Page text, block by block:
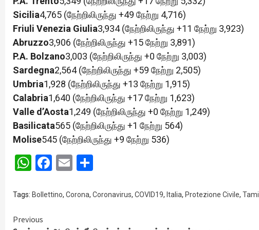
Sicilia4,765 (நேற்றிலிருந்து +49 நேற்று 4,716)
Friuli Venezia Giulia3,934 (நேற்றிலிருந்து +11 நேற்று 3,923)
Abruzzo3,906 (நேற்றிலிருந்து +15 நேற்று 3,891)
P.A. Bolzano3,003 (நேற்றிலிருந்து +0 நேற்று 3,003)
Sardegna2,564 (நேற்றிலிருந்து +59 நேற்று 2,505)
Umbria1,928 (நேற்றிலிருந்து +13 நேற்று 1,915)
Calabria1,640 (நேற்றிலிருந்து +17 நேற்று 1,623)
Valle d’Aosta1,249 (நேற்றிலிருந்து +0 நேற்று 1,249)
Basilicata565 (நேற்றிலிருந்து +1 நேற்று 564)
Molise545 (நேற்றிலிருந்து +9 நேற்று 536)
WhatsApp
Facebook
Email
Tags: Bollettino, Corona, Coronavirus, COVID19, Italia, Protezione Civile, Tamil
Continue
Previous